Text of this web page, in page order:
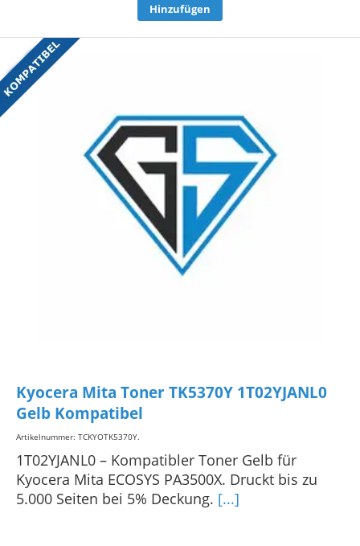
Hinzufügen
Kyocera Mita Toner TK5370Y 1T02YJANL0
Gelb Kompatibel
Artikelnummer: TCKYOTK5370Y.
1T02YJANL0 – Kompatibler Toner Gelb für
Kyocera Mita ECOSYS PA3500X. Druckt bis zu
5.000 Seiten bei 5% Deckung. [...]